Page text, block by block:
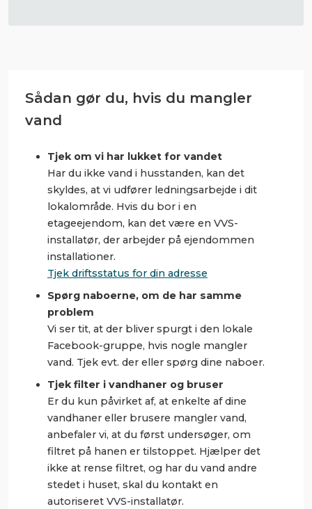
Sådan gør du, hvis du mangler
vand
Tjek om vi har lukket for vandet
Har du ikke vand i husstanden, kan det
skyldes, at vi udfører ledningsarbejde i dit
lokalområde. Hvis du bor i en
etageejendom, kan det være en VVS-
installatør, der arbejder på ejendommen
installationer.
Tjek driftsstatus for din adresse
Spørg naboerne, om de har samme
problem
Vi ser tit, at der bliver spurgt i den lokale
Facebook-gruppe, hvis nogle mangler
vand. Tjek evt. der eller spørg dine naboer.
Tjek filter i vandhaner og bruser
Er du kun påvirket af, at enkelte af dine
vandhaner eller brusere mangler vand,
anbefaler vi, at du først undersøger, om
filtret på hanen er tilstoppet. Hjælper det
ikke at rense filtret, og har du vand andre
stedet i huset, skal du kontakt en
autoriseret VVS-installatør.